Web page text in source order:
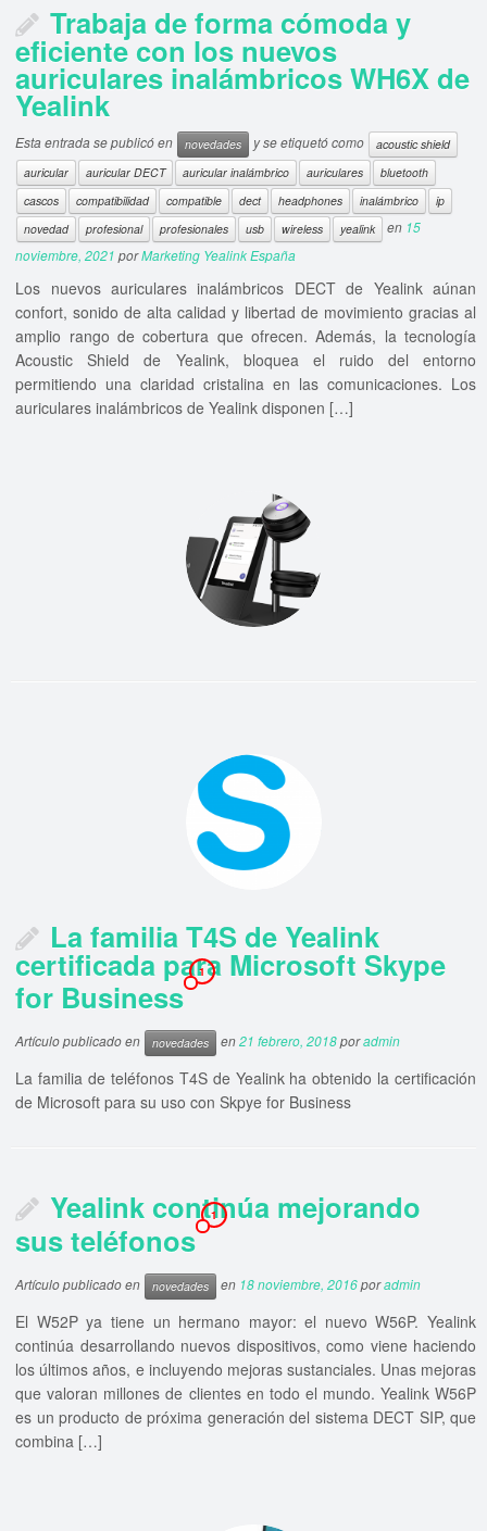
Trabaja de forma cómoda y
eficiente con los nuevos
auriculares inalámbricos WH6X de
Yealink
Esta entrada se publicó en novedades y se etiquetó como
acoustic shield
auricular
auricular DECT auricular inalámbrico auriculares
bluetooth
cascos
compatibilidad compatible dect headphones inalámbrico
ip
novedad
profesional profesionales usb wireless yealink en 15
noviembre, 2021 porMarketing Yealink España
Los nuevos auriculares inalámbricos DECT de Yealink aúnan
confort, sonido de alta calidad y libertad de movimiento gracias al
amplio rango de cobertura que ofrecen. Además, la tecnología
Acoustic Shield de Yealink, bloquea el ruido del entorno
permitiendo una claridad cristalina en las comunicaciones. Los
auriculares inalámbricos de Yealink disponen […]
La familia T4S de Yealink
certificada para Microsoft Skype
for Business
1
Artículo publicado en novedades en21 febrero, 2018poradmin
La familia de teléfonos T4S de Yealink ha obtenido la certificación
de Microsoft para su uso con Skpye for Business
Yealink continúa mejorando
sus teléfonos
1
Artículo publicado en novedades en 18 noviembre, 2016poradmin
El W52P ya tiene un hermano mayor: el nuevo W56P. Yealink
continúa desarrollando nuevos dispositivos, como viene haciendo
los últimos años, e incluyendo mejoras sustanciales. Unas mejoras
que valoran millones de clientes en todo el mundo. Yealink W56P
es un producto de próxima generación del sistema DECT SIP, que
combina […]